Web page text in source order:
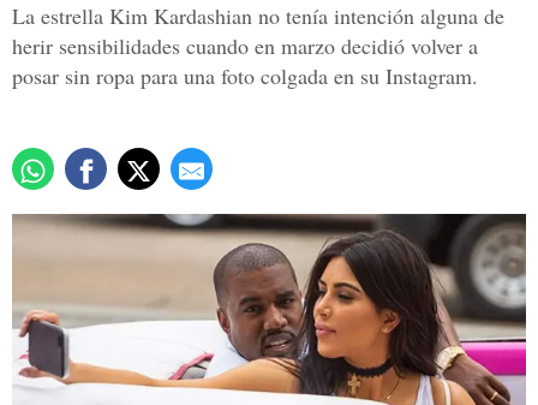
La estrella Kim Kardashian no tenía intención alguna de
herir sensibilidades cuando en marzo decidió volver a
posar sin ropa para una foto colgada en su Instagram.